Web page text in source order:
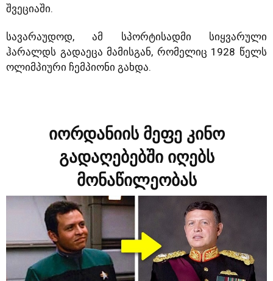
შვეციაში.
სავარაუდოდ, ამ სპორტისადმი სიყვარული
ჰარალდს გადაეცა მამისგან, რომელიც 1928 წელს
ოლიმპიური ჩემპიონი გახდა.
იორდანიის მეფე კინო
გადაღებებში იღებს
მონაწილეობას